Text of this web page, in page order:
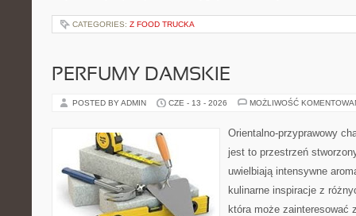
CATEGORIES: Z FOOD TRUCKA
PERFUMY DAMSKIE
POSTED BY ADMIN CZE - 13 - 2026 MOŻLIWOŚĆ
Orientalno-przyprawowy
jest to przestrzeń
uwielbiają intensywne
kulinarne inspiracje z
która może zainteresować